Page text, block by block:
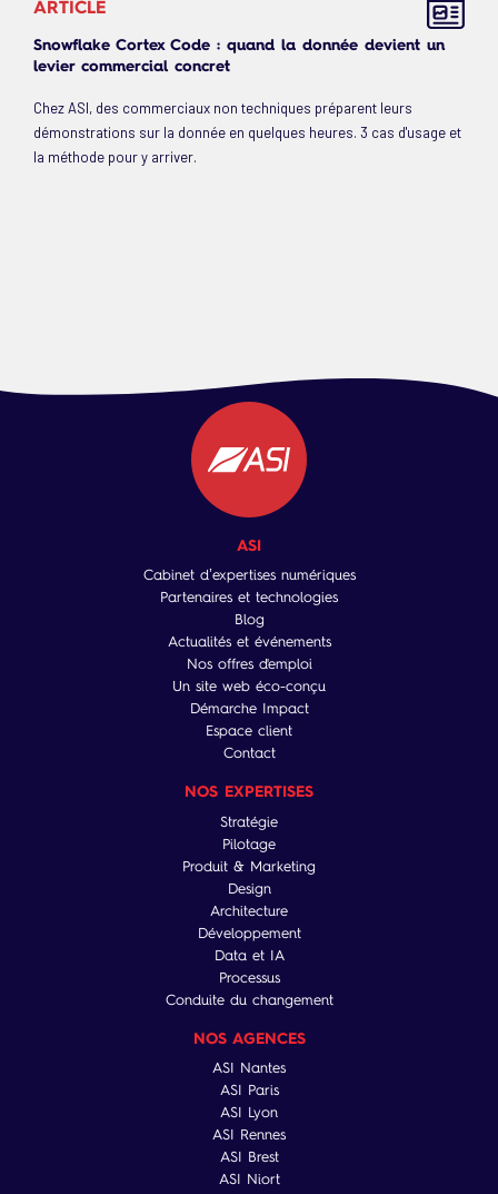
ARTICLE
Snowflake Cortex Code : quand la donnée devient un
levier commercial concret
Chez ASI, des commerciaux non techniques préparent leurs
démonstrations sur la donnée en quelques heures. 3 cas d'usage et
la méthode pour y arriver.
ASI
Cabinet d’expertises numériques
Partenaires et technologies
Blog
Actualités et événements
Nos offres d'emploi
Un site web éco-conçu
Démarche Impact
Espace client
Contact
NOS EXPERTISES
Stratégie
Pilotage
Produit & Marketing
Design
Architecture
Développement
Data et IA
Processus
Conduite du changement
NOS AGENCES
ASI Nantes
ASI Paris
ASI Lyon
ASI Rennes
ASI Brest
ASI Niort